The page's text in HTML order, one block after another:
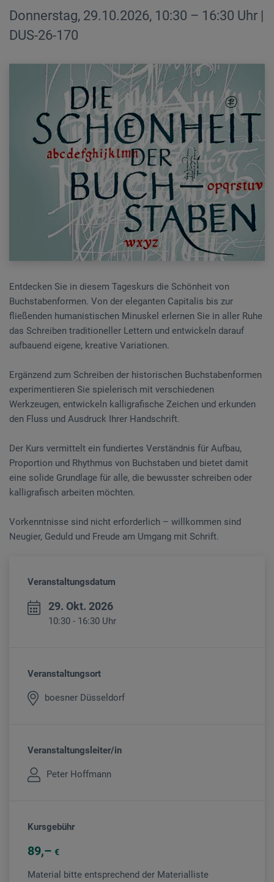
Donnerstag, 29.10.2026, 10:30 – 16:30 Uhr |
DUS-26-170
Entdecken Sie in diesem Tageskurs die Schönheit von
Buchstabenformen. Von der eleganten Capitalis bis zur
fließenden humanistischen Minuskel erlernen Sie in aller Ruhe
das Schreiben traditioneller Lettern und entwickeln darauf
aufbauend eigene, kreative Variationen.
Ergänzend zum Schreiben der historischen Buchstabenformen
experimentieren Sie spielerisch mit verschiedenen
Werkzeugen, entwickeln kalligrafische Zeichen und erkunden
den Fluss und Ausdruck Ihrer Handschrift.
Der Kurs vermittelt ein fundiertes Verständnis für Aufbau,
Proportion und Rhythmus von Buchstaben und bietet damit
eine solide Grundlage für alle, die bewusster schreiben oder
kalligrafisch arbeiten möchten.
Vorkenntnisse sind nicht erforderlich – willkommen sind
Neugier, Geduld und Freude am Umgang mit Schrift.
Veranstaltungsdatum
29. Okt. 2026
10:30 - 16:30 Uhr
Veranstaltungsort
boesner Düsseldorf
Veranstaltungsleiter/in
Peter Hoffmann
Kursgebühr
89 €
Material bitte entsprechend der Materialliste